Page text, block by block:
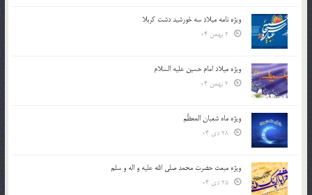
ویژه نامه میلاد سه خورشید دشت کربلا
ویژه میلاد امام حسین علیه السلام
ویژه ماه شعبان المعظّم
ویژه مبعث حضرت محمد صلی الله علیه و اله و سلم